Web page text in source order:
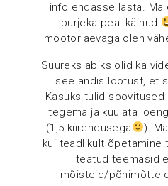
info endasse lasta. Ma
purjeka peal käinud
mootorlaevaga olen
Suureks abiks olid ka
see andis lootust, et
Kasuks tulid
tegema ja kuulata
(1,5 kiirendusega
).
kui teadlikult õpetamine
teatud teemasid
mõisteid/